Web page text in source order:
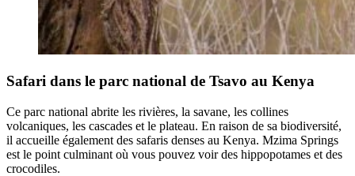
Safari dans le parc national de Tsavo au Kenya
Ce parc national abrite les rivières, la savane, les collines
volcaniques, les cascades et le plateau. En raison de sa biodiversité,
il accueille également des safaris denses au Kenya. Mzima Springs
est le point culminant où vous pouvez voir des hippopotames et des
crocodiles.